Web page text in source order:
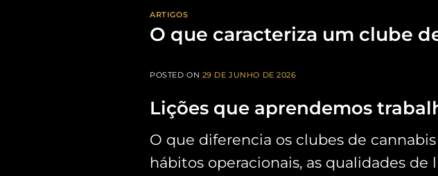
ARTIGOS
O que caracteriza um clube
POSTED ON 29 DE JUNHO DE 2026
Lições que aprendemos
O que diferencia os clubes de
hábitos operacionais, as qualidades